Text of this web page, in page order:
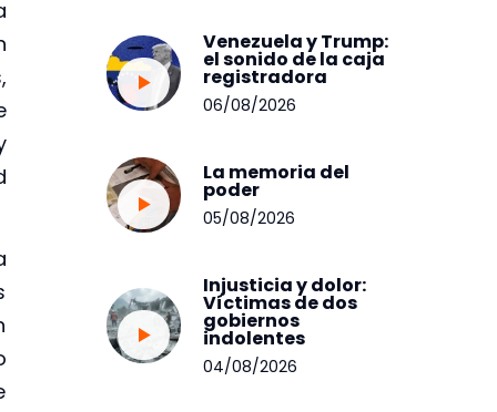
Venezuela y Trump:
el sonido de la caja
registradora
06/08/2026
La memoria del
poder
05/08/2026
Injusticia y dolor:
Víctimas de dos
gobiernos
indolentes
04/08/2026